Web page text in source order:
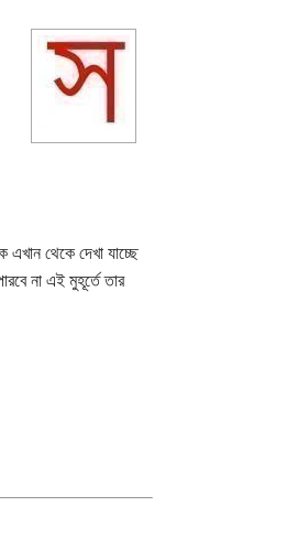
থেকে দেখা যাচ্ছে
না এই মুহূর্তে তার